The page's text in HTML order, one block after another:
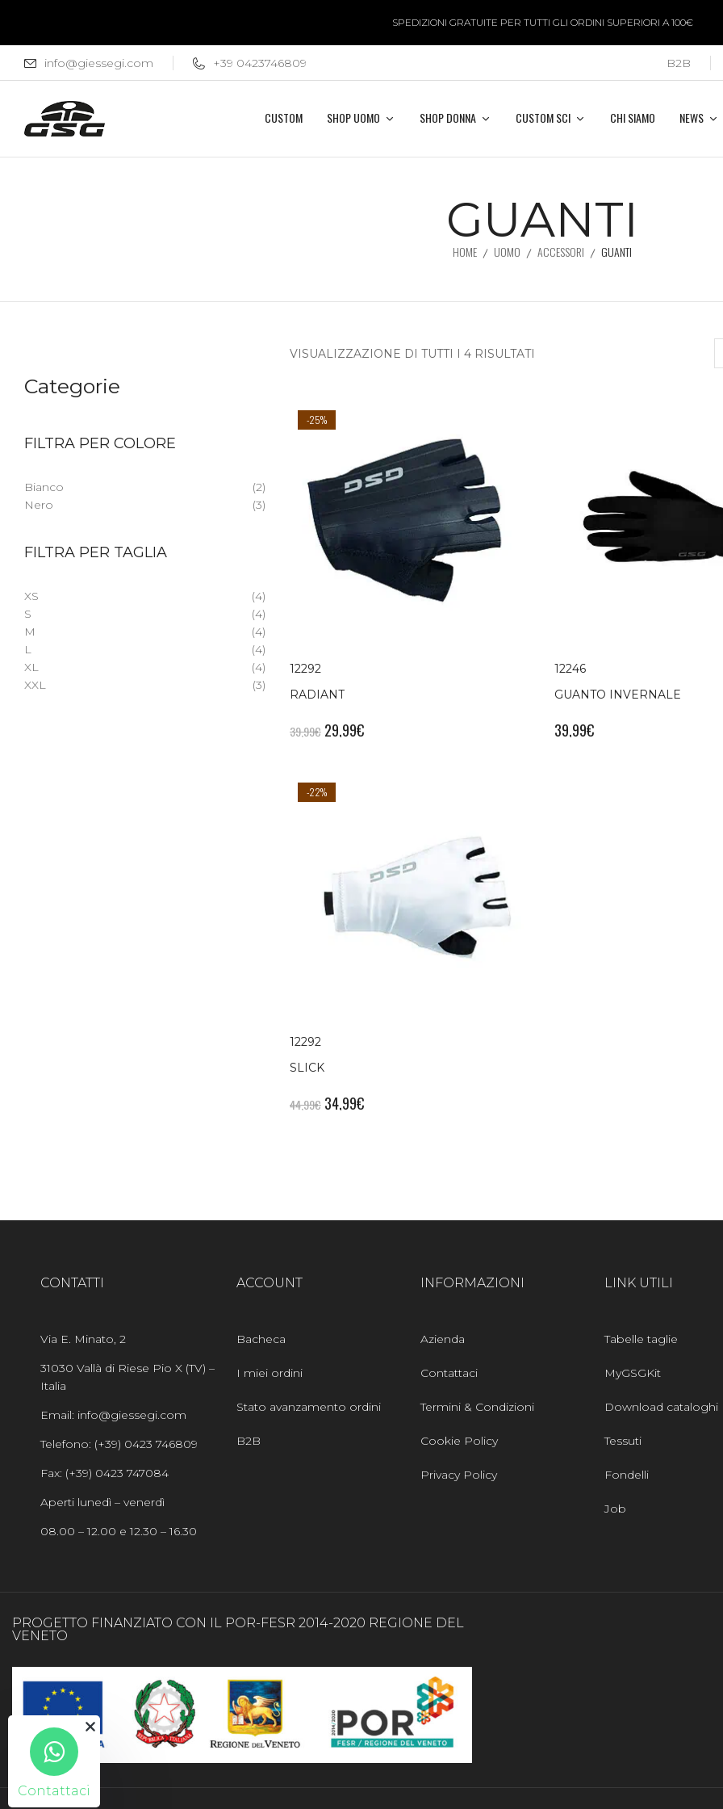
Contattaci
SPEDIZIONI GRATUITE PER TUTTI GLI ORDINI SUPERIORI A 100€
info@giessegi.com +39 0423746809 B2B
CUSTOM SHOP UOMO SHOP DONNA CUSTOM SCI CHI SIAMO NEWS
GUANTI
HOME UOMO ACCESSORI GUANTI
Categorie
FILTRA PER COLORE
Bianco
(2)
Nero
(3)
FILTRA PER TAGLIA
XS
(4)
S
(4)
M
(4)
L
(4)
XL
(4)
XXL
(3)
VISUALIZZAZIONE DI TUTTI I 4 RISULTATI
-25%
12292
RADIANT
39,99€ 29,99€
12246
GUANTO INVERNALE
39,99€
-22%
12292
SLICK
44,99€ 34,99€
CONTATTI
Via E. Minato, 2
31030 Vallà di Riese Pio X (TV) –
Italia
Email: info@giessegi.com
Telefono: (+39) 0423 746809
Fax: (+39) 0423 747084
Aperti lunedì – venerdì
08.00 – 12.00 e 12.30 – 16.30
ACCOUNT
Bacheca
I miei ordini
Stato avanzamento ordini
B2B
INFORMAZIONI
Azienda
Contattaci
Termini & Condizioni
Cookie Policy
Privacy Policy
LINK UTILI
Tabelle taglie
MyGSGKit
Download cataloghi
Tessuti
Fondelli
Job
PROGETTO FINANZIATO CON IL POR-FESR 2014-2020 REGIONE DEL
VENETO